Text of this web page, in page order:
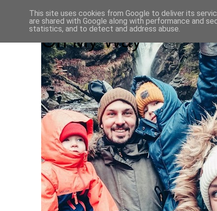
On My Way
This site uses cookies from Google to deliver its
are shared with Google along with performance and
statistics, and to detect and address abuse.